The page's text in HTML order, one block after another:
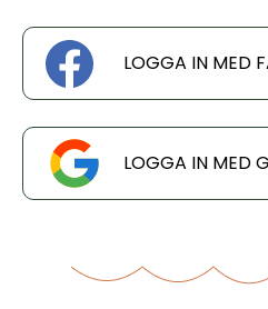
LOGGA IN MED
LOGGA IN MED